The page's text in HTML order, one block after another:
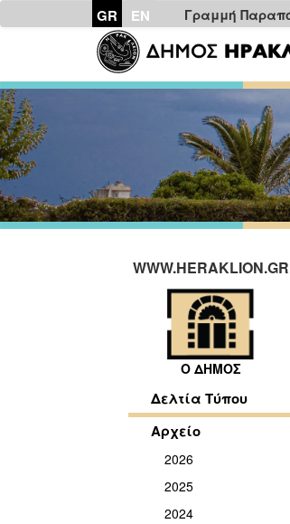
GR EN Γραμμή
WWW.HERAKLION.GR
Ο ΔΗΜΟΣ
Δελτία Τύπου
Αρχείο
2026
2025
2024